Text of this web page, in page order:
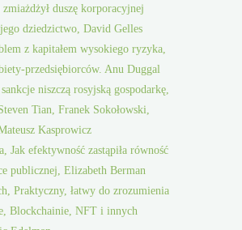
duszę korporacyjnej
dziedzictwo, David Gelles
z kapitałem wysokiego ryzyka,
przedsiębiorców. Anu Duggal
niszczą rosyjską gospodarkę,
Tian, Franek Sokołowski,
Kasprowicz
Jak efektywność zastąpiła równość
publicznej, Elizabeth Berman
Praktyczny, łatwy do zrozumienia
Blockchainie, NFT i innych